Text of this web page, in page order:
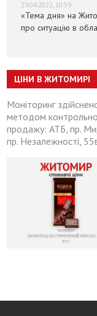
29.04.2022, 10:59
«Тема дня» на
про ситуацію в
ЦІНИ В ЖИТОМИРІ
Моніторинг
методом
продажу: АТБ, пр.
пр. Незалежності,